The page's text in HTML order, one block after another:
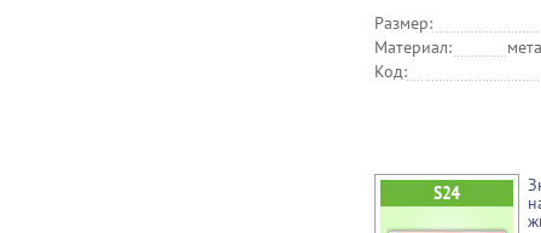
Размер:
Материал:
Код: